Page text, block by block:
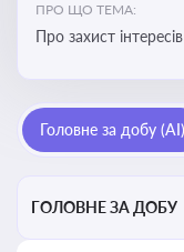
ПРО ЩО ТЕМА:
Про захист
Головне за добу (AI)
ГОЛОВНЕ ЗА ДОБУ